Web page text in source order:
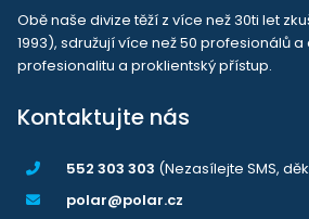
Obě naše divize těží z více než 30ti let
1993), sdružují více než 50 profesionálů
profesionalitu a proklientský přístup.
Kontaktujte nás
552 303 303 (Nezasílejte SMS,
polar@polar.cz